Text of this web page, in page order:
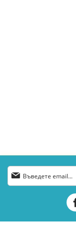
Абонирай
се
бюлетин: